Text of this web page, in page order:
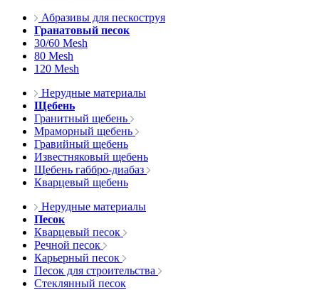
Абразивы для пескоструя
Гранатовый песок
30/60 Mesh
80 Mesh
120 Mesh
Нерудные материалы
Щебень
Гранитный щебень
Мраморный щебень
Гравийный щебень
Известняковый щебень
Щебень габбро-диабаз
Кварцевый щебень
Нерудные материалы
Песок
Кварцевый песок
Речной песок
Карьерный песок
Песок для строительства
Стеклянный песок